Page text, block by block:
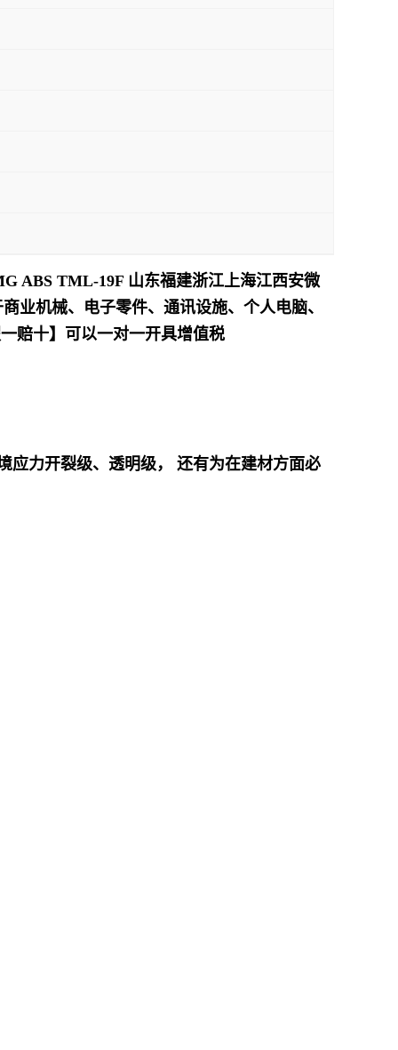
ABS TML-19F 山东福建浙江上海江西安微
业机械、电子零件、通讯设施、个人电脑、
赔十】可以一对一开具增值税
应力开裂级、透明级， 还有为在建材方面必